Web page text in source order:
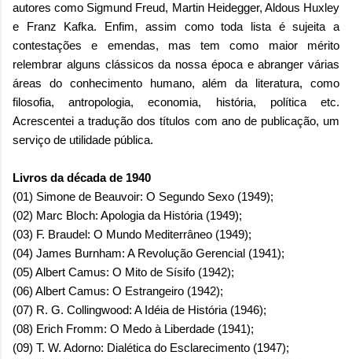
autores como Sigmund Freud, Martin Heidegger, Aldous Huxley
e Franz Kafka. Enfim, assim como toda lista é sujeita a
contestações e emendas, mas tem como maior mérito
relembrar alguns clássicos da nossa época e abranger várias
áreas do conhecimento humano, além da literatura, como
filosofia, antropologia, economia, história, política etc.
Acrescentei a tradução dos títulos com ano de publicação, um
serviço de utilidade pública.
Livros da década de 1940
(01) Simone de Beauvoir: O Segundo Sexo (1949);
(02) Marc Bloch: Apologia da História (1949);
(03) F. Braudel: O Mundo Mediterrâneo (1949);
(04) James Burnham: A Revolução Gerencial (1941);
(05) Albert Camus: O Mito de Sísifo (1942);
(06) Albert Camus: O Estrangeiro (1942);
(07) R. G. Collingwood: A Idéia de História (1946);
(08) Erich Fromm: O Medo à Liberdade (1941);
(09) T. W. Adorno: Dialética do Esclarecimento (1947);